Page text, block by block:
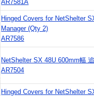
AR7581A
Hinged Covers for NetShelter
Manager (Qty 2)
AR7586
NetShelter SX 48U 600mm幅
AR7504
Hinged Covers for NetShelter